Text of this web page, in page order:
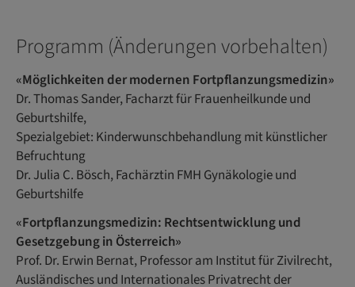
Programm (Änderungen vorbehalten)
«Möglichkeiten der modernen Fortpflanzungsmedizin»
Dr. Thomas Sander, Facharzt für Frauenheilkunde und
Geburtshilfe,
Spezialgebiet: Kinderwunschbehandlung mit künstlicher
Befruchtung
Dr. Julia C. Bösch, Fachärztin FMH Gynäkologie und
Geburtshilfe
«Fortpflanzungsmedizin: Rechtsentwicklung und
Gesetzgebung in Österreich»
Prof. Dr. Erwin Bernat, Professor am Institut für Zivilrecht,
Ausländisches und Internationales Privatrecht der